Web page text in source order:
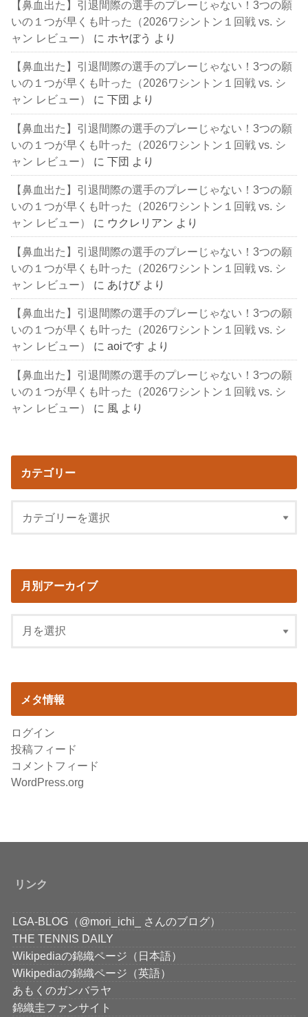
【鼻血出た】引退間際の選手のプレーじゃない！3つの願
いの１つが早くも叶った（2026ワシントン１回戦 vs. シ
ャン レビュー）
に ホヤぼう より
【鼻血出た】引退間際の選手のプレーじゃない！3つの願
いの１つが早くも叶った（2026ワシントン１回戦 vs. シ
ャン レビュー）
に下団 より
【鼻血出た】引退間際の選手のプレーじゃない！3つの願
いの１つが早くも叶った（2026ワシントン１回戦 vs. シ
ャン レビュー）
に下団 より
【鼻血出た】引退間際の選手のプレーじゃない！3つの願
いの１つが早くも叶った（2026ワシントン１回戦 vs. シ
ャン レビュー）
に ウクレリアン より
【鼻血出た】引退間際の選手のプレーじゃない！3つの願
いの１つが早くも叶った（2026ワシントン１回戦 vs. シ
ャン レビュー）
に あけび より
【鼻血出た】引退間際の選手のプレーじゃない！3つの願
いの１つが早くも叶った（2026ワシントン１回戦 vs. シ
ャン レビュー）
にaoiです より
【鼻血出た】引退間際の選手のプレーじゃない！3つの願
いの１つが早くも叶った（2026ワシントン１回戦 vs. シ
ャン レビュー）
に 風 より
カテゴリー
月別アーカイブ
メタ情報
ログイン
投稿フィード
コメントフィード
WordPress.org
リンク
LGA-BLOG（@mori_ichi_ さんのブログ）
THE TENNIS DAILY
Wikipediaの錦織ページ（日本語）
Wikipediaの錦織ページ（英語）
あもくのガンバラヤ
錦織圭ファンサイト